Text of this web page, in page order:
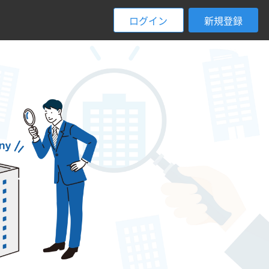
ログイン 新規登録